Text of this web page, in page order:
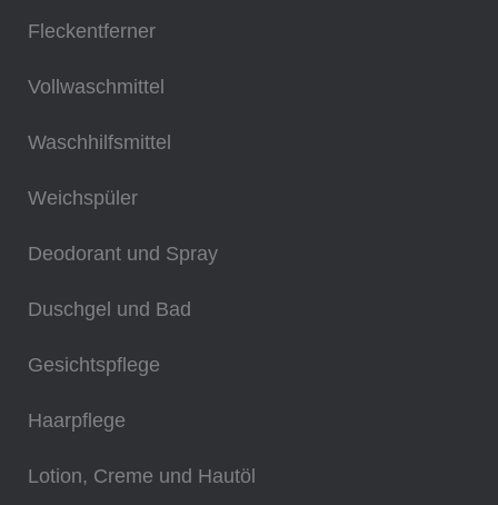
Fleckentferner
Vollwaschmittel
Waschhilfsmittel
Weichspüler
Deodorant und Spray
Duschgel und Bad
Gesichtspflege
Haarpflege
Lotion, Creme und Hautöl